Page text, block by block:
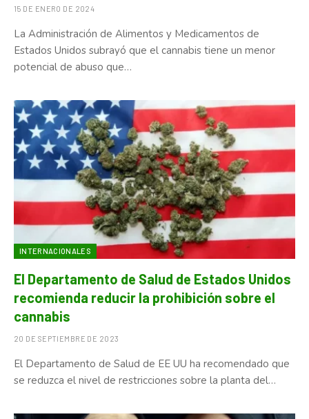
15 DE ENERO DE 2024
La Administración de Alimentos y Medicamentos de
Estados Unidos subrayó que el cannabis tiene un menor
potencial de abuso que…
INTERNACIONALES
El Departamento de Salud de Estados Unidos
recomienda reducir la prohibición sobre el
cannabis
20 DE SEPTIEMBRE DE 2023
El Departamento de Salud de EE UU ha recomendado que
se reduzca el nivel de restricciones sobre la planta del…